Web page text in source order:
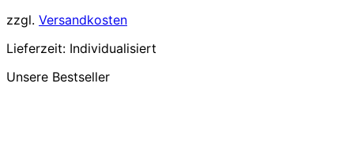
zzgl. Versandkosten
Lieferzeit: Individualisiert
Unsere Bestseller